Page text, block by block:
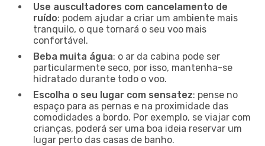
Use auscultadores com cancelamento de
ruído: podem ajudar a criar um ambiente mais
tranquilo, o que tornará o seu voo mais
confortável.
Beba muita água: o ar da cabina pode ser
particularmente seco, por isso, mantenha-se
hidratado durante todo o voo.
Escolha o seu lugar com sensatez: pense no
espaço para as pernas e na proximidade das
comodidades a bordo. Por exemplo, se viajar com
crianças, poderá ser uma boa ideia reservar um
lugar perto das casas de banho.